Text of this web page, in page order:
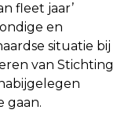
fleet jaar’
en
situatie bij
van Stichting
gaan.